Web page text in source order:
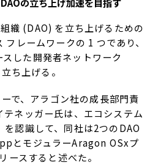
織 (DAO) を立ち上げるための
レームワークの 1 つであり、
した開発者ネットワーク
ち上げる。
で、アラゴン社の成長部門責
ネッガー氏は、エコシステム
認識して、同社は2つのDAO
とモジュラーAragon OSxプ
ースすると述べた。